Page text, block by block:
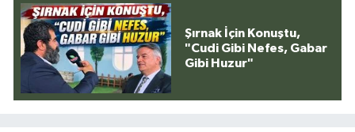
Şırnak İçin Konuştu,
"Cudi Gibi Nefes, Gabar
Gibi Huzur"